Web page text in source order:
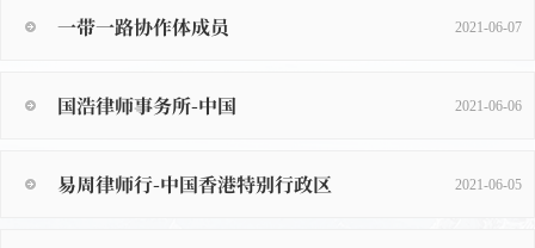
一带一路协作体成员 2021-06-07
国浩律师事务所-中国 2021-06-06
易周律师行-中国香港特别行政区 2021-06-05